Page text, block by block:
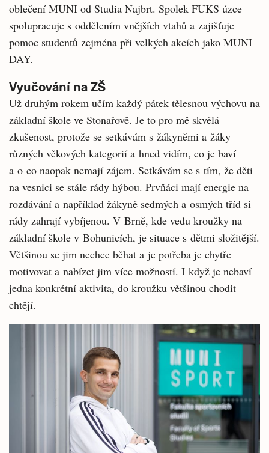
oblečení MUNI od Studia Najbrt. Spolek FUKS úzce
spolupracuje s oddělením vnějších vtahů a zajišťuje
pomoc studentů zejména při velkých akcích jako MUNI
DAY.
Vyučování na ZŠ
Už druhým rokem učím každý pátek tělesnou výchovu na
základní škole ve Stonařově. Je to pro mě skvělá
zkušenost, protože se setkávám s žákyněmi a žáky
různých věkových kategorií a hned vidím, co je baví
a o co naopak nemají zájem. Setkávám se s tím, že děti
na vesnici se stále rády hýbou. Prvňáci mají energie na
rozdávání a například žákyně sedmých a osmých tříd si
rády zahrají vybíjenou. V Brně, kde vedu kroužky na
základní škole v Bohunicích, je situace s dětmi složitější.
Většinou se jim nechce běhat a je potřeba je chytře
motivovat a nabízet jim více možností. I když je nebaví
jedna konkrétní aktivita, do kroužku většinou chodit
chtějí.